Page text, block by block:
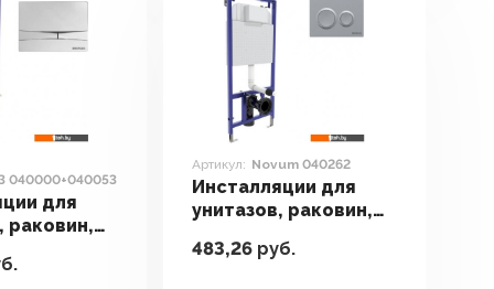
040000+040053
для
раковин,
Артикул: Novum 040262
Инсталляции для
унитазов, раковин,
Berges Wasserhaus
483,26 руб.